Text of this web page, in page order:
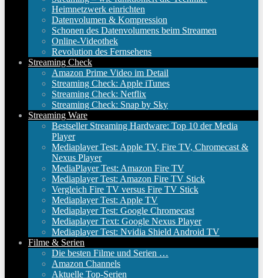
Heimnetzwerk einrichten
Datenvolumen & Kompression
Schonen des Datenvolumens beim Streamen
Online-Videothek
Revolution des Fernsehens
Streaming Check
Amazon Prime Video im Detail
Streaming Check: Apple iTunes
Streaming Check: Netflix
Streaming Check: Snap by Sky
Streaming Ware
Bestseller Streaming Hardware: Top 10 der Media
Player
Mediaplayer Test: Apple TV, Fire TV, Chromecast &
Nexus Player
MediaPlayer Test: Amazon Fire TV
Mediaplayer Test: Amazon Fire TV Stick
Vergleich Fire TV versus Fire TV Stick
Mediaplayer Test: Apple TV
Mediaplayer Test: Google Chromecast
Mediaplayer Text: Google Nexus Player
Mediaplayer Test: Nvidia Shield Android TV
Filme & Serien
Die besten Filme und Serien …
Amazon Channels
Aktuelle Top-Serien